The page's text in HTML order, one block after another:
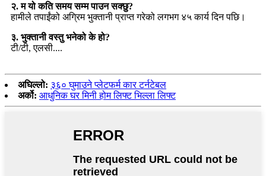
२. म यो कति समय सम्म पाउन सक्छु?
हामीले तपाईंको अग्रिम भुक्तानी प्राप्त गरेको लगभग ४५ कार्य दिन पछि।
३. भुक्तानी वस्तु भनेको के हो?
टी/टी, एलसी....
अघिल्लो: ३६० घुमाउने प्लेटफर्म कार टर्नटेबल
अर्को: आधुनिक घर मिनी होम लिफ्ट भिल्ला लिफ्ट